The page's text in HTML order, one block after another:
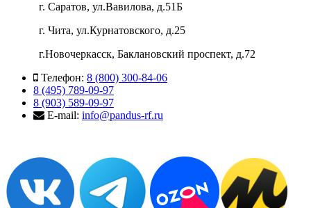
г. Саратов, ул.Вавилова, д.51Б
г. Чита, ул.Курнатовского, д.25
г.Новочеркасск, Баклановский проспект, д.72
Телефон: 8 (800) 300-84-06
8 (495) 789-09-97
8 (903) 589-09-97
E-mail: info@pandus-rf.ru